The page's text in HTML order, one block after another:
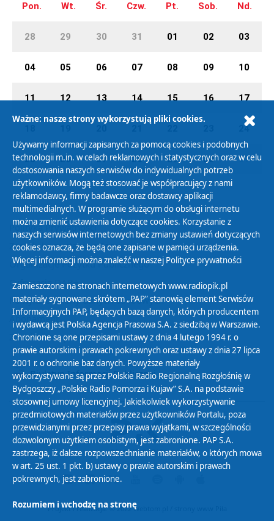
Pon. Wt. Śr. Czw. Pt. Sob. Nd.
28 29 30 31 01 02 03
04 05 06 07 08 09 10
11 12 13 14 15 16 17
24
25 26 27 28 29 30 01
Polityka Prywatności
Zasady korzystania z Serwisu
Organizacje Pożytku Publicznego
Cyfryzacja DAB+
Polityka ochrony danych osobowych
Abonament
Zamówienia publiczne
Biuletyn Informacji Publicznej
Projekt i realizacja: © 2022Webtom.pl
Ważne: nasze strony wykorzystują pliki cookies.
Używamy informacji zapisanych za pomocą cookies i podobnych
technologii m.in. w celach reklamowych i statystycznych oraz w celu
dostosowania naszych serwisów do indywidualnych potrzeb
użytkowników. Mogą też stosować je współpracujący z nami
reklamodawcy, firmy badawcze oraz dostawcy aplikacji
multimedialnych. W programie służącym do obsługi internetu
można zmienić ustawienia dotyczące cookies. Korzystanie z
naszych serwisów internetowych bez zmiany ustawień dotyczących
cookies oznacza, że będą one zapisane w pamięci urządzenia.
Więcej informacji można znaleźć w naszej Polityce prywatności
Zamieszczone na stronach internetowych www.radiopik.pl
materiały sygnowane skrótem „PAP” stanowią element Serwisów
Informacyjnych PAP, będących bazą danych, których producentem
i wydawcą jest Polska Agencja Prasowa S.A. z siedzibą w Warszawie.
Chronione są one przepisami ustawy z dnia 4 lutego 1994 r. o
prawie autorskim i prawach pokrewnych oraz ustawy z dnia 27 lipca
2001 r. o ochronie baz danych. Powyższe materiały
wykorzystywane są przez Polskie Radio Regionalną Rozgłośnię w
Bydgoszczy „Polskie Radio Pomorza i Kujaw” S.A. na podstawie
stosownej umowy licencyjnej. Jakiekolwiek wykorzystywanie
przedmiotowych materiałów przez użytkowników Portalu, poza
przewidzianymi przez przepisy prawa wyjątkami, w szczególności
dozwolonym użytkiem osobistym, jest zabronione. PAP S.A.
zastrzega, iż dalsze rozpowszechnianie materiałów, o których mowa
w art. 25 ust. 1 pkt. b) ustawy o prawie autorskim i prawach
pokrewnych, jest zabronione.
Rozumiem i wchodzę na stronę